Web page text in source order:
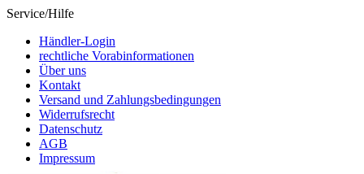
Service/Hilfe
Händler-Login
rechtliche Vorabinformationen
Über uns
Kontakt
Versand und Zahlungsbedingungen
Widerrufsrecht
Datenschutz
AGB
Impressum